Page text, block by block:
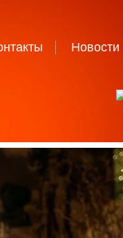
Новости